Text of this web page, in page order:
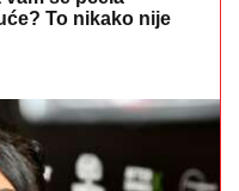
To nikako nije